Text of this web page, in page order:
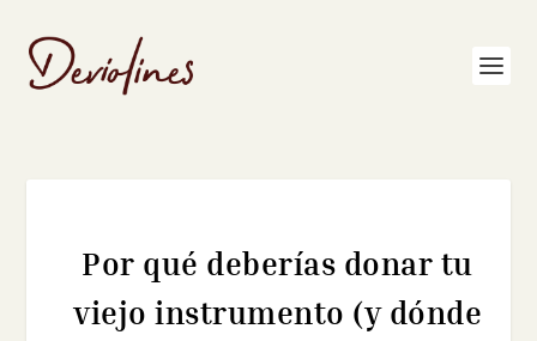
Por qué deberías donar tu
viejo instrumento (y dónde